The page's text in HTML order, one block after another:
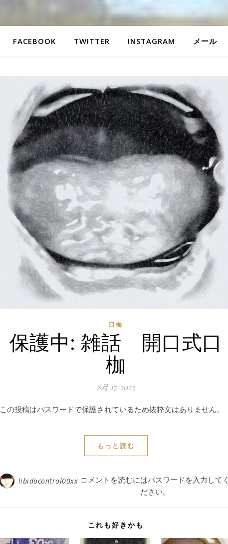
FACEBOOK TWITTER INSTAGRAM メール
口枷
保護中: 雑話 開口式口
枷
8月 17, 2023
この投稿はパスワードで保護されているため抜粋文はありません。
もっと読む
libidocontrol00xx コメントを読むにはパスワードを入力してく
ださい。
これも好きかも